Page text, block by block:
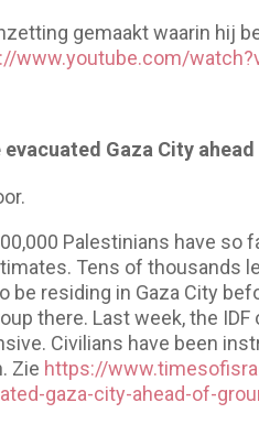
gemaakt waarin hij
www.youtube.com/
Gaza City
Palestinians have so
Tens of thousands
residing in Gaza City
there. Last week, the IDF
Civilians have been
Zie https://
gaza-city-ahead-of-